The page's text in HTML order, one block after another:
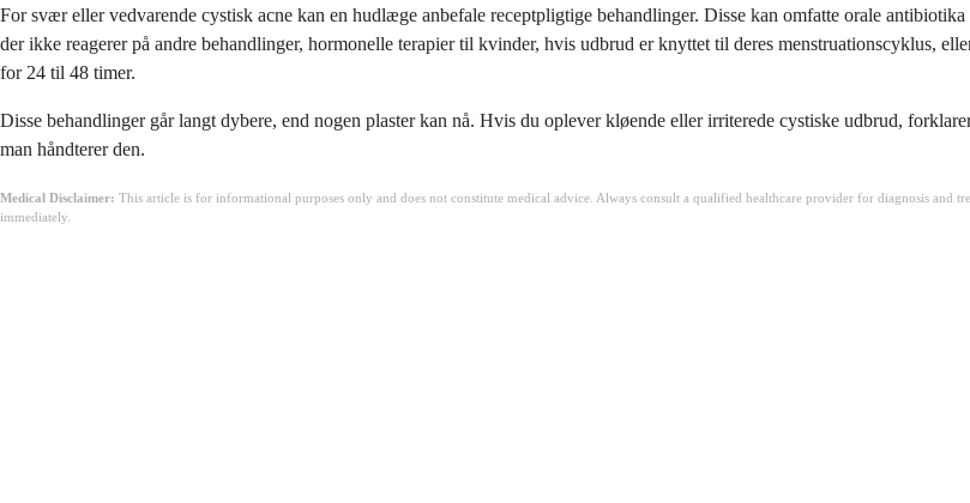
For svær eller vedvarende cystisk acne kan en hudlæge anbefale receptpligtige behandlinger. Disse kan omfatte orale
der ikke reagerer på andre behandlinger, hormonelle terapier til kvinder, hvis udbrud er knyttet til deres menstruationscyklus,
for 24 til 48 timer.
Disse behandlinger går langt dybere, end nogen plaster kan nå. Hvis du oplever kløende eller irriterede cystiske udbrud,
man håndterer den.
Medical Disclaimer: This article is for informational purposes only and does not constitute medical advice. Always consult a qualified healthcare provider for diagnosis and
immediately.